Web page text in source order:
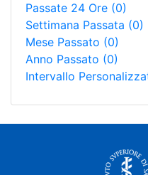
Passate 24 Ore (0)
Settimana Passata (0)
Mese Passato (0)
Anno Passato (0)
Intervallo